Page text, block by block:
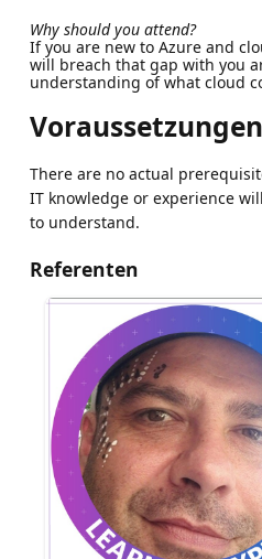
Why should you attend?
If you are new to Azure and
will breach that gap with you
understanding of what cloud
Voraussetzungen
There are no actual
IT knowledge or experience
to understand.
Referenten